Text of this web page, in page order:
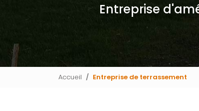
Entreprise
Accueil Entreprise de terrassement